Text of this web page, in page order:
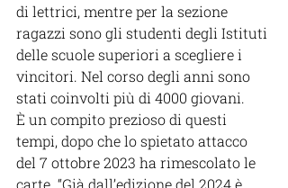
di lettrici, mentre per la sezione
ragazzi sono gli studenti degli Istituti
delle scuole superiori a scegliere i
vincitori. Nel corso degli anni sono
stati coinvolti più di 4000 giovani.
È un compito prezioso di questi
tempi, dopo che lo spietato attacco
del 7 ottobre 2023 ha rimescolato le
carte. “Già dall’edizione del 2024 è